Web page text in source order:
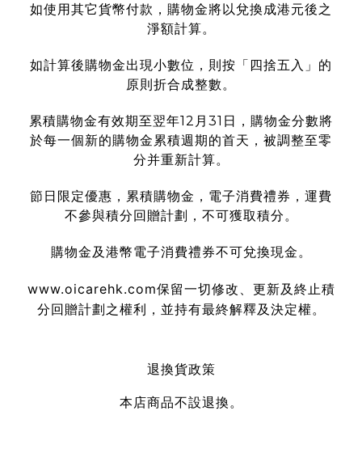
如使用其它貨幣付款，購物金將以兌換成港元後之
淨額計算。
如計算後購物金出現小數位，則按「四捨五入」的
原則折合成整數。
累積購物金有效期至翌年12月31日，購物金分數將
於每一個新的購物金累積週期的首天，被調整至零
分并重新計算。
節日限定優惠，累積購物金，電子消費禮券，運費
不參與積分回贈計劃，不可獲取積分。
購物金及港幣電子消費禮券不可兌換現金。
www.oicarehk.com保留一切修改、更新及終止積
分回贈計劃之權利，並持有最終解釋及決定權。
退換貨政策
本店商品不設退換。